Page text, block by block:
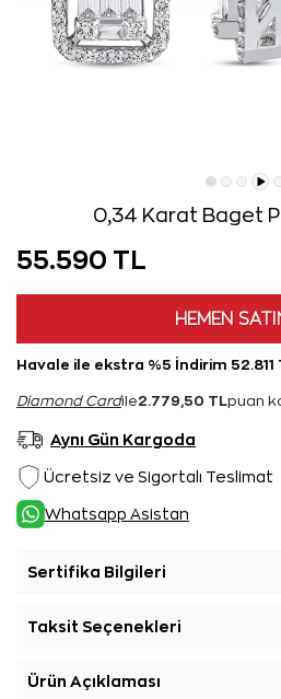
0,34 Karat Baget
55.590 TL
HEMEN
Havale ile ekstra %5 İndirim 52.811
Diamond Cardile2.779,50 TL puan
Aynı Gün Kargoda
Ücretsiz ve Sigortalı Teslimat
Whatsapp Asistan
Sertifika Bilgileri
Taksit Seçenekleri
Ürün Açıklaması